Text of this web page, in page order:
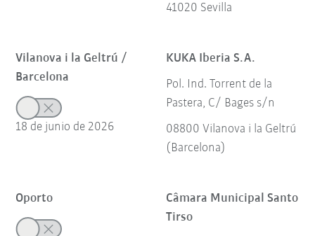
41020 Sevilla
Vilanova i la Geltrú /
Barcelona
18 de junio de 2026
KUKA Iberia S.A.
Pol. Ind. Torrent de la
Pastera, C/ Bages s/n
08800 Vilanova i la Geltrú
(Barcelona)
Oporto
Câmara Municipal Santo
Tirso